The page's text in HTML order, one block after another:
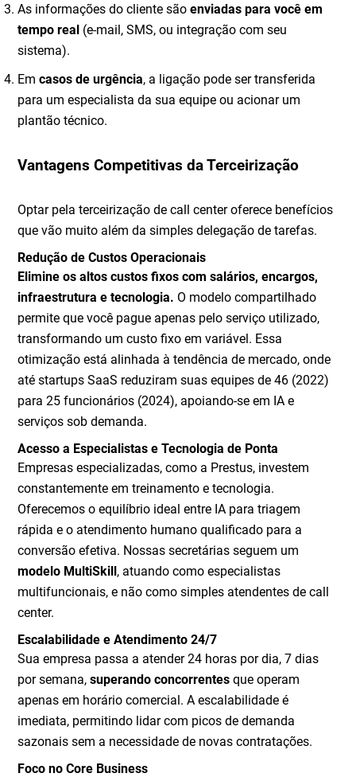
As informações do cliente são enviadas para você em
tempo real (e-mail, SMS, ou integração com seu
sistema).
Emcasos de urgência, a ligação pode ser transferida
para um especialista da sua equipe ou acionar um
plantão técnico.
Vantagens Competitivas da Terceirização
Optar pela terceirização de call center oferece benefícios
que vão muito além da simples delegação de tarefas.
Redução de Custos Operacionais
Elimine os altos custos fixos com salários, encargos,
infraestrutura e tecnologia. O modelo compartilhado
permite que você pague apenas pelo serviço utilizado,
transformando um custo fixo em variável. Essa
otimização está alinhada à tendência de mercado, onde
até startups SaaS reduziram suas equipes de 46 (2022)
para 25 funcionários (2024), apoiando-se em IA e
serviços sob demanda.
Acesso a Especialistas e Tecnologia de Ponta
Empresas especializadas, como a Prestus, investem
constantemente em treinamento e tecnologia.
Oferecemos o equilíbrio ideal entre IA para triagem
rápida e o atendimento humano qualificado para a
conversão efetiva. Nossas secretárias seguem um
modelo MultiSkill, atuando como especialistas
multifuncionais, e não como simples atendentes de call
center.
Escalabilidade e Atendimento 24/7
Sua empresa passa a atender 24 horas por dia, 7 dias
por semana, superando concorrentes que operam
apenas em horário comercial. A escalabilidade é
imediata, permitindo lidar com picos de demanda
sazonais sem a necessidade de novas contratações.
Foco no Core Business